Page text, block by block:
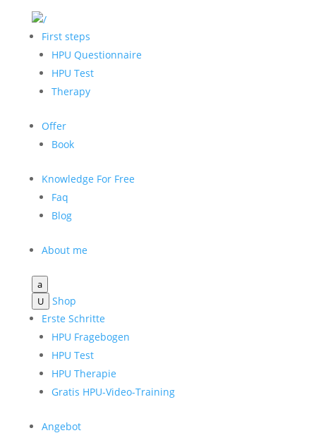
First steps
HPU Questionnaire
HPU Test
Therapy
Offer
Book
Knowledge For Free
Faq
Blog
About me
a
U
Shop
Erste Schritte
HPU Fragebogen
HPU Test
HPU Therapie
Gratis HPU-Video-Training
Angebot